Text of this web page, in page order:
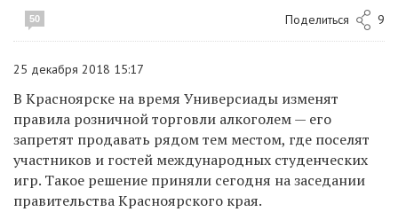
50 Поделиться 9
25 декабря 2018 15:17
В Красноярске на время Универсиады изменят
правила розничной торговли алкоголем — его
запретят продавать рядом тем местом, где поселят
участников и гостей международных студенческих
игр. Такое решение приняли сегодня на заседании
правительства Красноярского края.